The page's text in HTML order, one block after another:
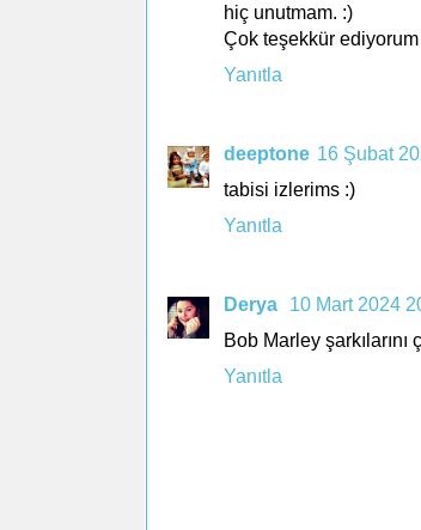
hiç unutmam. :)
Çok teşekkür ediyorum
Yanıtla
deeptone 16 Şubat
tabisi izlerims :)
Yanıtla
Derya
10 Mart 2024
Bob Marley
Yanıtla